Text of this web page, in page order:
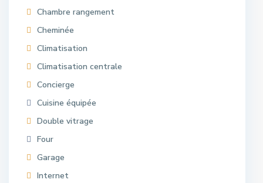
Chambre rangement
Cheminée
Climatisation
Climatisation centrale
Concierge
Cuisine équipée
Double vitrage
Four
Garage
Internet